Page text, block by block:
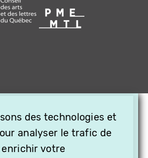
des technologies et
analyser le trafic de
votre
LA VIDÉO EN
ABONNEZ VOS
À VITHÈQUE !